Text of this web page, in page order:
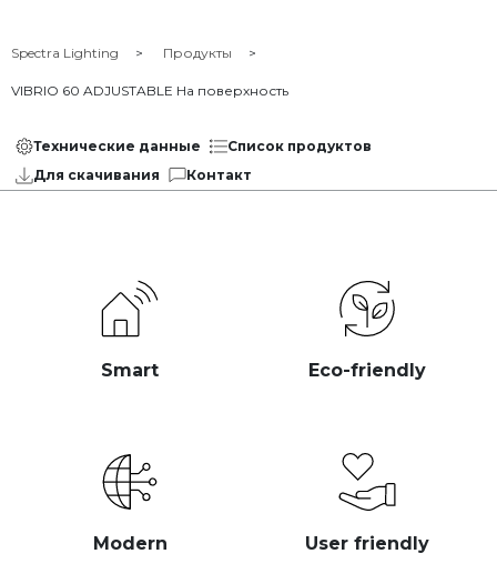
Spectra Lighting Продукты
VIBRIO 60 ADJUSTABLE На поверхность
Технические данные
Список продуктов
Для скачивания
Контакт
Smart Eco-friendly
Modern User friendly